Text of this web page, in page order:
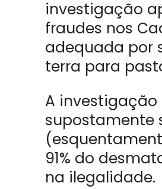
investigação
fraudes nos
adequada por
terra para
A
supostamente
91% do
na ilegalidade.